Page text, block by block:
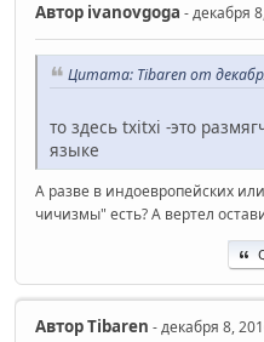
Автор ivanovgoga - декабря
Цитата: Tibaren от
то здесь txitxi -это
языке
А разве в индоевропейских
чичизмы" есть? А вертел
АвторTibaren - декабря 8,